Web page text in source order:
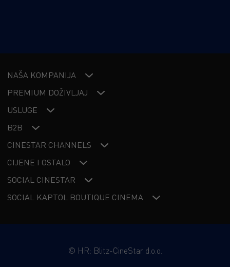
NAŠA KOMPANIJA
PREMIUM DOŽIVLJAJ
USLUGE
B2B
CINESTAR CHANNELS
CIJENE I OSTALO
SOCIAL CINESTAR
SOCIAL KAPTOL BOUTIQUE CINEMA
© HR: Blitz-CineStar d.o.o.